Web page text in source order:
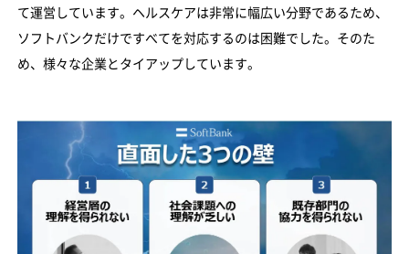
て運営しています。ヘルスケアは非常に幅広い分野であるため、
ソフトバンクだけですべてを対応するのは困難でした。そのた
め、様々な企業とタイアップしています。